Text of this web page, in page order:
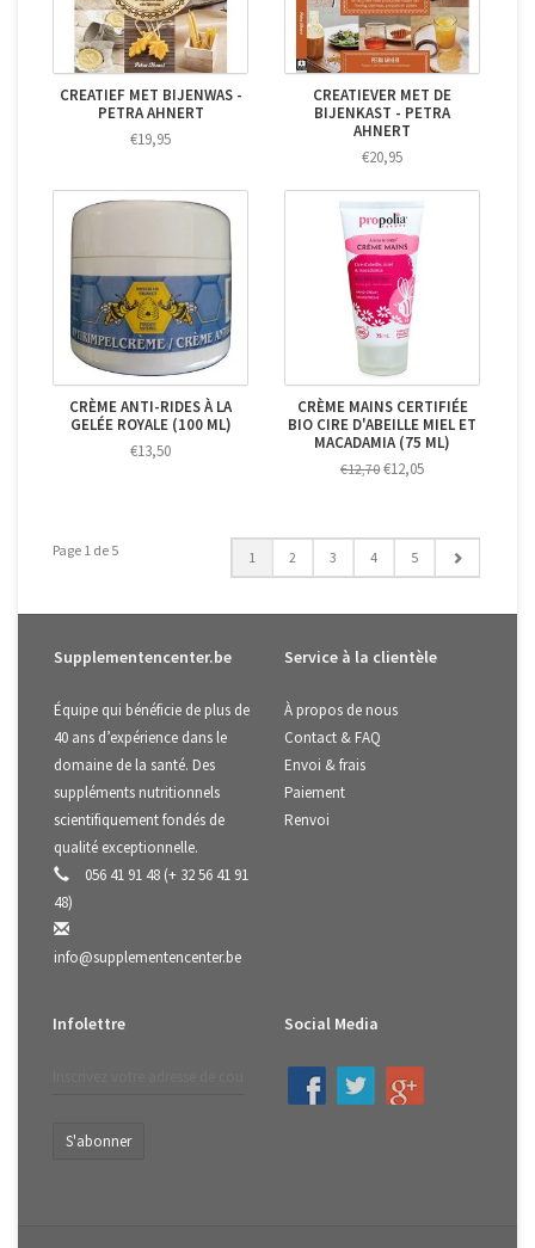
CREATIEF MET BIJENWAS -
PETRA AHNERT
€19,95
CREATIEVER MET DE
BIJENKAST - PETRA
AHNERT
€20,95
CRÈME ANTI-RIDES À LA
GELÉE ROYALE (100 ML)
€13,50
CRÈME MAINS CERTIFIÉE
BIO CIRE D'ABEILLE MIEL ET
MACADAMIA (75 ML)
€12,70 €12,05
Page 1 de 5 1 2 3 4 5
Supplementencenter.be
Équipe qui bénéficie de plus de
40 ans d’expérience dans le
domaine de la santé. Des
suppléments nutritionnels
scientifiquement fondés de
qualité exceptionnelle.
056 41 91 48 (+ 32 56 41 91
48)
info@supplementencenter.be
Service à la clientèle
À propos de nous
Contact & FAQ
Envoi & frais
Paiement
Renvoi
Infolettre
S'abonner
Social Media